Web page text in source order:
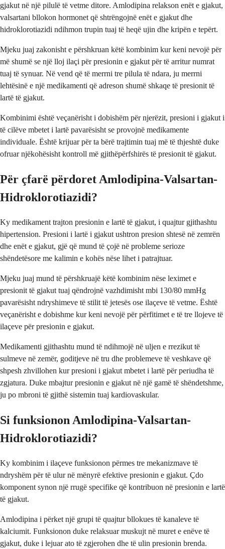
gjakut në një pilulë të vetme ditore. Amlodipina relakson enët e gjakut,
valsartani bllokon hormonet që shtrëngojnë enët e gjakut dhe
hidroklorotiazidi ndihmon trupin tuaj të heqë ujin dhe kripën e tepërt.
Mjeku juaj zakonisht e përshkruan këtë kombinim kur keni nevojë për
më shumë se një lloj ilaçi për presionin e gjakut për të arritur numrat
tuaj të synuar. Në vend që të merrni tre pilula të ndara, ju merrni
lehtësinë e një medikamenti që adreson shumë shkaqe të presionit të
lartë të gjakut.
Kombinimi është veçanërisht i dobishëm për njerëzit, presioni i gjakut i
të cilëve mbetet i lartë pavarësisht se provojnë medikamente
individuale. Është krijuar për ta bërë trajtimin tuaj më të thjeshtë duke
ofruar njëkohësisht kontroll më gjithëpërfshirës të presionit të gjakut.
Për çfarë përdoret Amlodipina-Valsartan-
Hidroklorotiazidi?
Ky medikament trajton presionin e lartë të gjakut, i quajtur gjithashtu
hipertension. Presioni i lartë i gjakut ushtron presion shtesë në zemrën
dhe enët e gjakut, gjë që mund të çojë në probleme serioze
shëndetësore me kalimin e kohës nëse lihet i patrajtuar.
Mjeku juaj mund të përshkruajë këtë kombinim nëse leximet e
presionit të gjakut tuaj qëndrojnë vazhdimisht mbi 130/80 mmHg
pavarësisht ndryshimeve të stilit të jetesës ose ilaçeve të vetme. Është
veçanërisht e dobishme kur keni nevojë për përfitimet e të tre llojeve të
ilaçeve për presionin e gjakut.
Medikamenti gjithashtu mund të ndihmojë në uljen e rrezikut të
sulmeve në zemër, goditjeve në tru dhe problemeve të veshkave që
shpesh zhvillohen kur presioni i gjakut mbetet i lartë për periudha të
zgjatura. Duke mbajtur presionin e gjakut në një gamë të shëndetshme,
ju po mbroni të gjithë sistemin tuaj kardiovaskular.
Si funksionon Amlodipina-Valsartan-
Hidroklorotiazidi?
Ky kombinim i ilaçeve funksionon përmes tre mekanizmave të
ndryshëm për të ulur në mënyrë efektive presionin e gjakut. Çdo
komponent synon një rrugë specifike që kontribuon në presionin e lartë
të gjakut.
Amlodipina i përket një grupi të quajtur bllokues të kanaleve të
kalciumit. Funksionon duke relaksuar muskujt në muret e enëve të
gjakut, duke i lejuar ato të zgjerohen dhe të ulin presionin brenda.